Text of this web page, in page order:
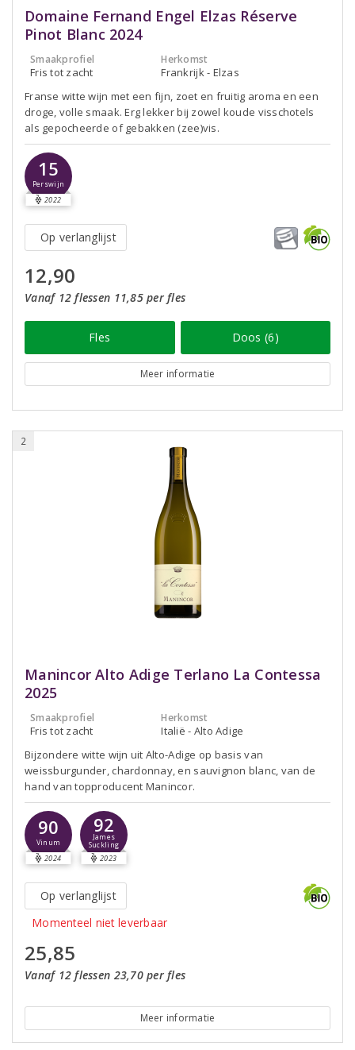
Domaine Fernand Engel Elzas Réserve
Pinot Blanc 2024
Smaakprofiel
Fris tot zacht
Herkomst
Frankrijk - Elzas
Franse witte wijn met een fijn, zoet en fruitig aroma en een
droge, volle smaak. Erg lekker bij zowel koude visschotels
als gepocheerde of gebakken (zee)vis.
15
Perswijn
2022
Op verlanglijst
12,90
Vanaf 12 flessen 11,85 per fles
Fles Doos (6)
Meer informatie
2
Manincor Alto Adige Terlano La Contessa
2025
Smaakprofiel
Fris tot zacht
Herkomst
Italië - Alto Adige
Bijzondere witte wijn uit Alto-Adige op basis van
weissburgunder, chardonnay, en sauvignon blanc, van de
hand van topproducent Manincor.
90
Vinum
2024
92
James
Suckling
2023
Op verlanglijst
Momenteel niet leverbaar
25,85
Vanaf 12 flessen 23,70 per fles
Meer informatie